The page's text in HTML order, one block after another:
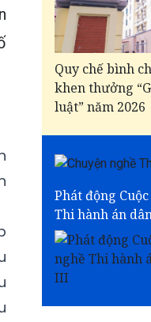
Quy chế bình
khen thưởng
luật” năm 2026
Phát động
Thi hành án